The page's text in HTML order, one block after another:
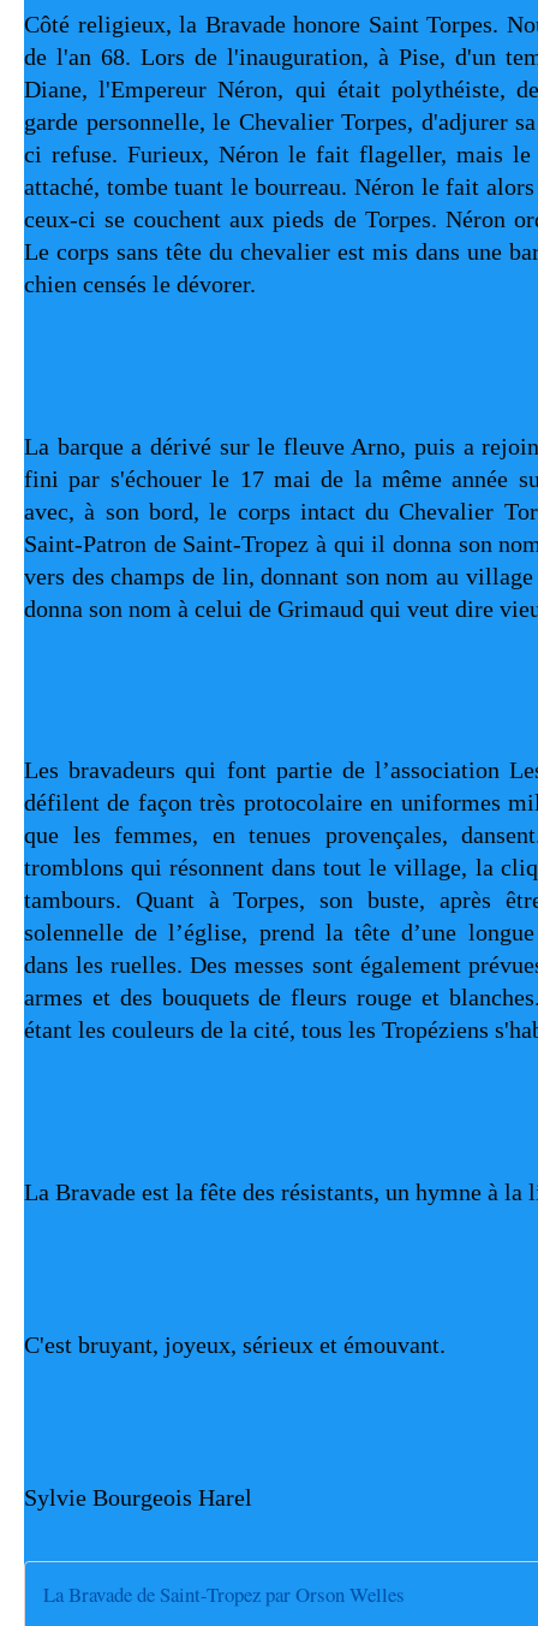
Côté religieux, la Bravade honore Saint Torpes.
de l'an 68. Lors de l'inauguration, à Pise, d'un
Diane, l'Empereur Néron, qui était polythéiste,
garde personnelle, le Chevalier Torpes, d'adjurer
ci refuse. Furieux, Néron le fait flageller, mais
attaché, tombe tuant le bourreau. Néron le fait
ceux-ci se couchent aux pieds de Torpes. Néron
Le corps sans tête du chevalier est mis dans une
chien censés le dévorer.
La barque a dérivé sur le fleuve Arno, puis a
fini par s'échouer le 17 mai de la même année
avec, à son bord, le corps intact du Chevalier
Saint-Patron de Saint-Tropez à qui il donna son
vers des champs de lin, donnant son nom au
donna son nom à celui de Grimaud qui veut dire
Les bravadeurs qui font partie de l’association
défilent de façon très protocolaire en uniformes
que les femmes, en tenues provençales,
tromblons qui résonnent dans tout le village, la
tambours. Quant à Torpes, son buste, après
solennelle de l’église, prend la tête d’une
dans les ruelles. Des messes sont également
armes et des bouquets de fleurs rouge et
étant les couleurs de la cité, tous les Tropéziens
La Bravade est la fête des résistants, un hymne à la
C'est bruyant, joyeux, sérieux et émouvant.
Sylvie Bourgeois Harel
La Bravade de Saint-Tropez par Orson Welles